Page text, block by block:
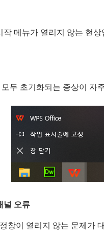
메뉴가 열리지 않는 현
두 초기화되는 증상이 자
널 오류
창이 열리지 않는 문제가